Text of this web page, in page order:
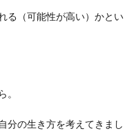
る（可能性が高い）かとい
。
分の生き方を考えてきまし